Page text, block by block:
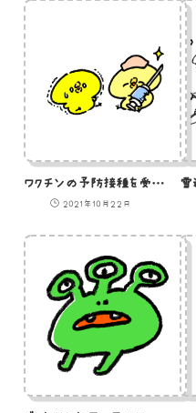
ワクチンの予防接種を受けるひよこのイラスト
2021年10月22日